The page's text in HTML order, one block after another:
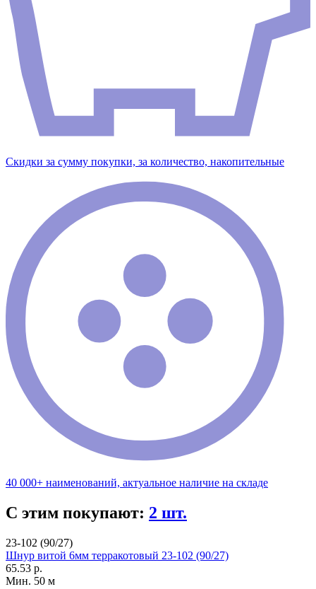
Скидки за сумму покупки, за количество, накопительные
40 000+ наименований, актуальное наличие на складе
С этим покупают: 2 шт.
23-102 (90/27)
Шнур витой 6мм терракотовый 23-102 (90/27)
65.53 р.
Мин. 50 м